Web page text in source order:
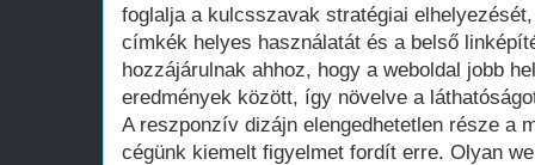
foglalja a kulcsszavak stratégiai
címkék helyes használatát és a belső
hozzájárulnak ahhoz, hogy a weboldal jobb
eredmények között, így növelve a
A reszponzív dizájn elengedhetetlen része a
cégünk kiemelt figyelmet fordít erre. Olyan